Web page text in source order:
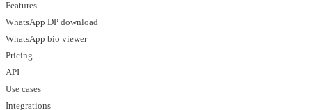
Features
WhatsApp DP download
WhatsApp bio viewer
Pricing
API
Use cases
Integrations